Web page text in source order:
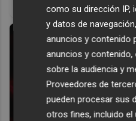
como su dirección IP,
y datos de
anuncios y contenido
anuncios y
sobre la audiencia y
Proveedores de
pueden procesar sus
otros fines, incluido el